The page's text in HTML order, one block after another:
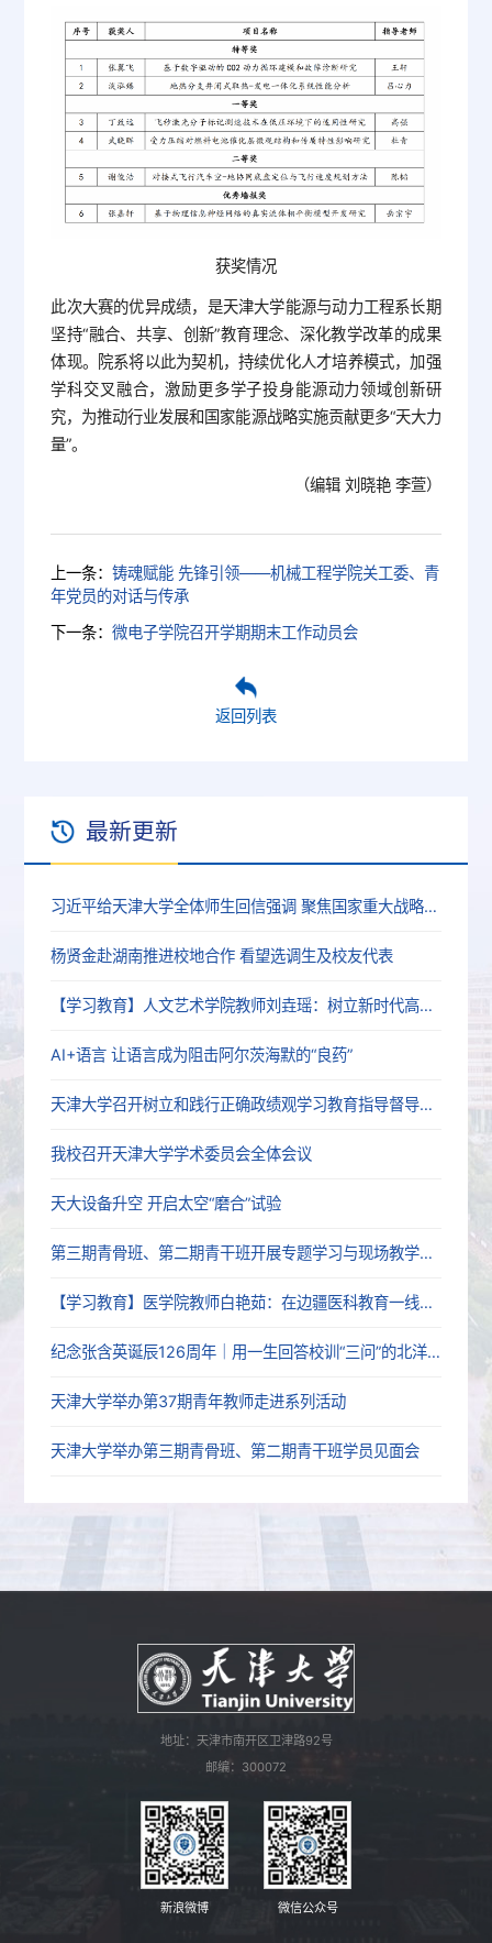
获奖情况
此次大赛的优异成绩，是天津大学能源与动力工程系长期
坚持“融合、共享、创新”教育理念、深化教学改革的成果
体现。院系将以此为契机，持续优化人才培养模式，加强
学科交叉融合，激励更多学子投身能源动力领域创新研
究，为推动行业发展和国家能源战略实施贡献更多“天大力
量”。
（编辑 刘晓艳 李萱）
上一条：铸魂赋能 先锋引领——机械工程学院关工委、青
年党员的对话与传承
下一条：微电子学院召开学期期末工作动员会
返回列表
最新更新
习近平给天津大学全体师生回信强调 聚焦国家重大战略需求提高人才培养质量 更好服务经济社会发展
杨贤金赴湖南推进校地合作 看望选调生及校友代表
【学习教育】人文艺术学院教师刘垚瑶：树立新时代高校党员教师的正确政绩观
AI+语言 让语言成为阻击阿尔茨海默的“良药”
天津大学召开树立和践行正确政绩观学习教育指导督导工作推进会
我校召开天津大学学术委员会全体会议
天大设备升空 开启太空“磨合”试验
第三期青骨班、第二期青干班开展专题学习与现场教学活动
【学习教育】医学院教师白艳茹：在边疆医科教育一线践行育人初心
纪念张含英诞辰126周年｜用一生回答校训“三问”的北洋老校长
天津大学举办第37期青年教师走进系列活动
天津大学举办第三期青骨班、第二期青干班学员见面会
地址：天津市南开区卫津路92号
邮编：300072
新浪微博 微信公众号